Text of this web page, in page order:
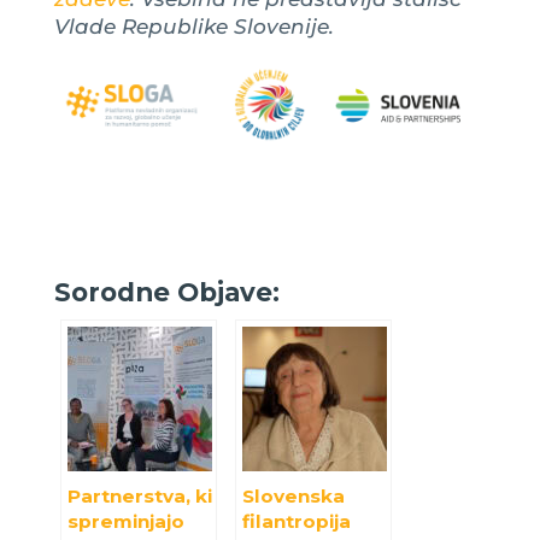
Vlade Republike Slovenije.
Sorodne Objave:
Partnerstva, ki
spreminjajo
Slovenska
filantropija